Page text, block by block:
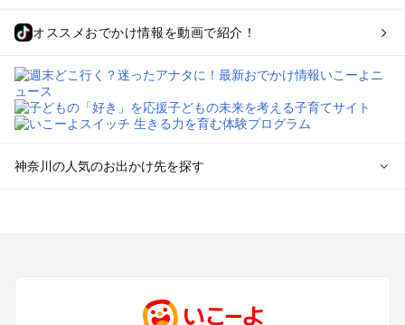
オススメおでかけ情報を動画で紹介！
神奈川の人気のお出かけ先を探す
小田原・熱海・湯河原・真鶴のプールお出かけ